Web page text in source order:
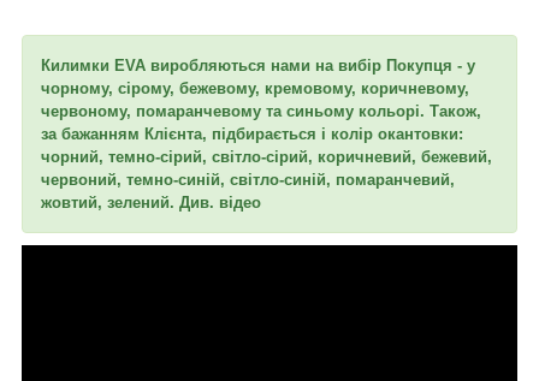
Килимки EVA виробляються нами на вибір Покупця - у
чорному, сірому, бежевому, кремовому, коричневому,
червоному, помаранчевому та синьому кольорі. Також,
за бажанням Клієнта, підбирається і колір окантовки:
чорний, темно-сірий, світло-сірий, коричневий, бежевий,
червоний, темно-синій, світло-синій, помаранчевий,
жовтий, зелений. Див. відео